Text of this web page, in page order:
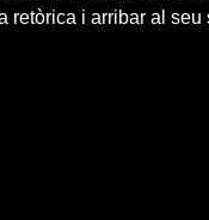
retòrica i arribar al